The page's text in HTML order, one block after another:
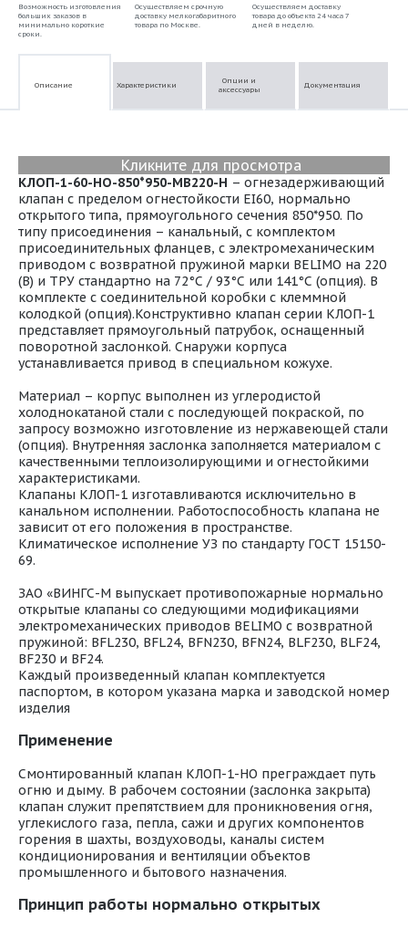
Возможность изготовления
больших заказов в
минимально короткие
сроки.
Осуществляем срочную
доставку мелкогабаритного
товара по Москве.
Осуществляем доставку
товара до объекта 24 часа 7
дней в неделю.
Описание Характеристики
Опции и
аксессуары
Документация
Кликните для просмотра
КЛОП-1-60-НО-850*950-МВ220-H – огнезадерживающий
клапан с пределом огнестойкости EI60, нормально
открытого типа, прямоугольного сечения 850*950. По
типу присоединения – канальный, с комплектом
присоединительных фланцев, с электромеханическим
приводом с возвратной пружиной марки BELIMO на 220
(В) и ТРУ стандартно на 72°С / 93°С или 141°С (опция). В
комплекте с соединительной коробки с клеммной
колодкой (опция).Конструктивно клапан серии КЛОП-1
представляет прямоугольный патрубок, оснащенный
поворотной заслонкой. Снаружи корпуса
устанавливается привод в специальном кожухе.
Материал – корпус выполнен из углеродистой
холоднокатаной стали с последующей покраской, по
запросу возможно изготовление из нержавеющей стали
(опция). Внутренняя заслонка заполняется материалом с
качественными теплоизолирующими и огнестойкими
характеристиками.
Клапаны КЛОП-1 изготавливаются исключительно в
канальном исполнении. Работоспособность клапана не
зависит от его положения в пространстве.
Климатическое исполнение УЗ по стандарту ГОСТ 15150-
69.
ЗАО «ВИНГС-М выпускает противопожарные нормально
открытые клапаны со следующими модификациями
электромеханических приводов BELIMO с возвратной
пружиной: BFL230, BFL24, BFN230, BFN24, BLF230, BLF24,
BF230 и BF24.
Каждый произведенный клапан комплектуется
паспортом, в котором указана марка и заводской номер
изделия
Применение
Смонтированный клапан КЛОП-1-НО преграждает путь
огню и дыму. В рабочем состоянии (заслонка закрыта)
клапан служит препятствием для проникновения огня,
углекислого газа, пепла, сажи и других компонентов
горения в шахты, воздуховоды, каналы систем
кондиционирования и вентиляции объектов
промышленного и бытового назначения.
Принцип работы нормально открытых